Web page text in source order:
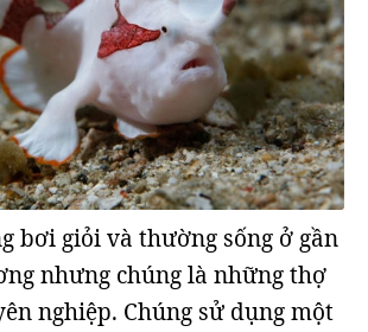
bơi giỏi và thường sống ở gần
nhưng chúng là những thợ
nghiệp. Chúng sử dụng một